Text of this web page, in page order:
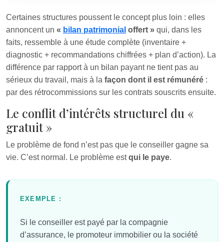
Certaines structures poussent le concept plus loin : elles
annoncent un « bilan patrimonial offert » qui, dans les
faits, ressemble à une étude complète (inventaire +
diagnostic + recommandations chiffrées + plan d’action). La
différence par rapport à un bilan payant ne tient pas au
sérieux du travail, mais à la façon dont il est rémunéré :
par des rétrocommissions sur les contrats souscrits ensuite.
Le conflit d’intérêts structurel du «
gratuit »
Le problème de fond n’est pas que le conseiller gagne sa
vie. C’est normal. Le problème estqui le paye.
EXEMPLE :
Si le conseiller est payé par la compagnie
d’assurance, le promoteur immobilier ou la société